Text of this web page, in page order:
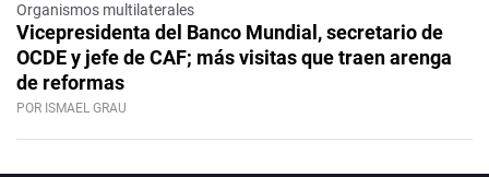
Organismos multilaterales
Vicepresidenta del Banco Mundial, secretario de
OCDE y jefe de CAF; más visitas que traen arenga
de reformas
POR ISMAEL GRAU